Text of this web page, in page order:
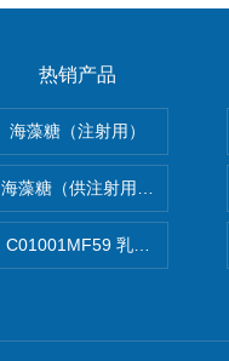
热销产品
海藻糖（注射用）
海藻糖（供注射用）（无菌）
C01001MF59 乳佐剂